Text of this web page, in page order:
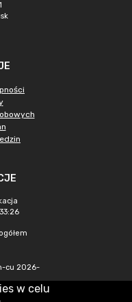
cu 2026-
w celu